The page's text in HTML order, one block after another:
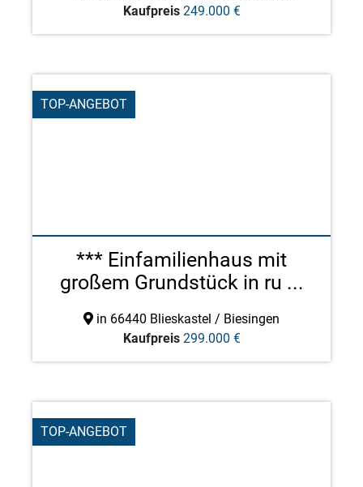
Kaufpreis 249.000 €
TOP-ANGEBOT
*** Einfamilienhaus mit
großem Grundstück in ru ...
in 66440 Blieskastel / Biesingen
Kaufpreis 299.000 €
TOP-ANGEBOT